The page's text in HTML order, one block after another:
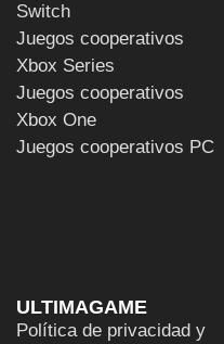
Switch
Juegos cooperativos
Xbox Series
Juegos cooperativos
Xbox One
Juegos cooperativos PC
ULTIMAGAME
Política de privacidad y